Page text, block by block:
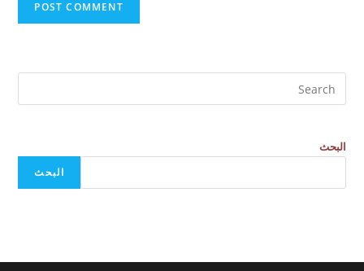
البحث
البحث